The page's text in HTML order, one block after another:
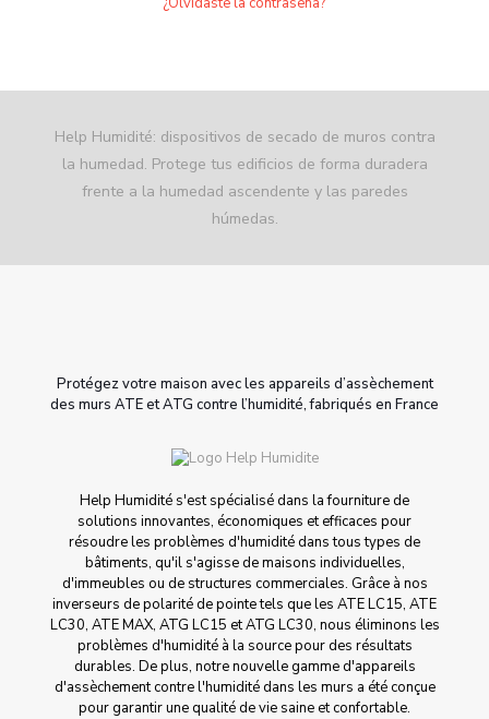
Help Humidité: dispositivos de secado de muros contra
la humedad. Protege tus edificios de forma duradera
frente a la humedad ascendente y las paredes
húmedas.
Protégez votre maison avec les appareils d’assèchement
des murs ATE et ATG contre l’humidité, fabriqués en France
Help Humidité s'est spécialisé dans la fourniture de
solutions innovantes, économiques et efficaces pour
résoudre les problèmes d'humidité dans tous types de
bâtiments, qu'il s'agisse de maisons individuelles,
d'immeubles ou de structures commerciales. Grâce à nos
inverseurs de polarité de pointe tels que les ATE LC15, ATE
LC30, ATE MAX, ATG LC15 et ATG LC30, nous éliminons les
problèmes d'humidité à la source pour des résultats
durables. De plus, notre nouvelle gamme d'appareils
d'assèchement contre l'humidité dans les murs a été conçue
pour garantir une qualité de vie saine et confortable.